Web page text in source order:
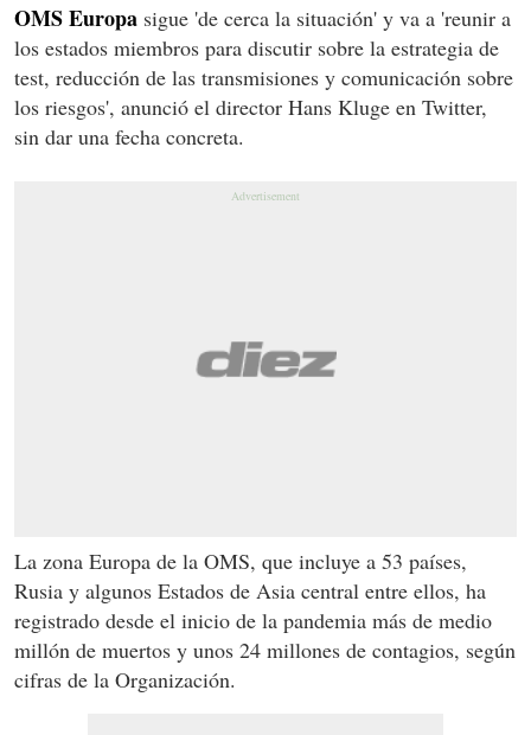
OMS Europa sigue 'de cerca la situación' y va a 'reunir a
los estados miembros para discutir sobre la estrategia de
test, reducción de las transmisiones y comunicación sobre
los riesgos', anunció el director Hans Kluge en Twitter,
sin dar una fecha concreta.
La zona Europa de la OMS, que incluye a 53 países,
Rusia y algunos Estados de Asia central entre ellos, ha
registrado desde el inicio de la pandemia más de medio
millón de muertos y unos 24 millones de contagios, según
cifras de la Organización.